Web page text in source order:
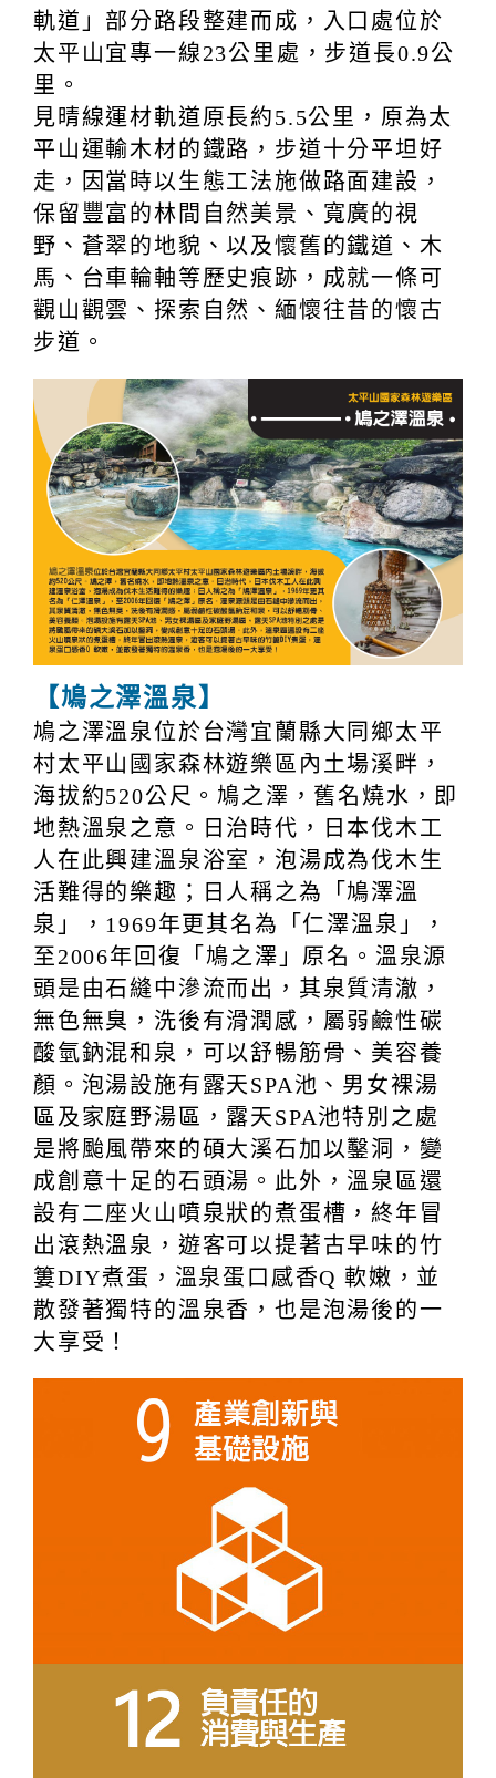
軌道」部分路段整建而成，入口處位於
太平山宜專一線23公里處，步道長0.9公
里。
見晴線運材軌道原長約5.5公里，原為太
平山運輸木材的鐵路，步道十分平坦好
走，因當時以生態工法施做路面建設，
保留豐富的林間自然美景、寬廣的視
野、蒼翠的地貌、以及懷舊的鐵道、木
馬、台車輪軸等歷史痕跡，成就一條可
觀山觀雲、探索自然、緬懷往昔的懷古
步道。
【鳩之澤溫泉】
鳩之澤溫泉位於台灣宜蘭縣大同鄉太平
村太平山國家森林遊樂區內土場溪畔，
海拔約520公尺。鳩之澤，舊名燒水，即
地熱溫泉之意。日治時代，日本伐木工
人在此興建溫泉浴室，泡湯成為伐木生
活難得的樂趣；日人稱之為「鳩澤溫
泉」，1969年更其名為「仁澤溫泉」，
至2006年回復「鳩之澤」原名。溫泉源
頭是由石縫中滲流而出，其泉質清澈，
無色無臭，洗後有滑潤感，屬弱鹼性碳
酸氫鈉混和泉，可以舒暢筋骨、美容養
顏。泡湯設施有露天SPA池、男女裸湯
區及家庭野湯區，露天SPA池特別之處
是將颱風帶來的碩大溪石加以鑿洞，變
成創意十足的石頭湯。此外，溫泉區還
設有二座火山噴泉狀的煮蛋槽，終年冒
出滾熱溫泉，遊客可以提著古早味的竹
簍DIY煮蛋，溫泉蛋口感香Q 軟嫩，並
散發著獨特的溫泉香，也是泡湯後的一
大享受！